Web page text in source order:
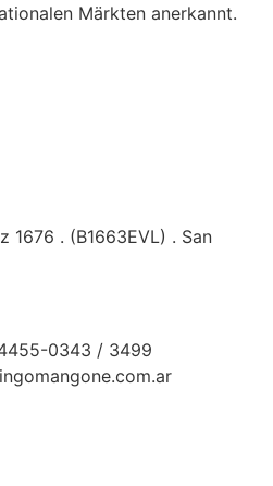
Märkten anerkannt.
1676 . (B1663EVL) . San
0343 / 3499